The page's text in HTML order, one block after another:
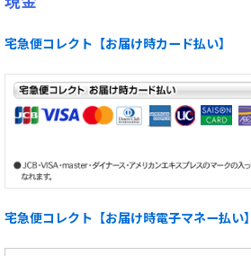
宅急便コレクト【お届け時カード払い】
宅急便コレクト【お届け時電子マネー払い】